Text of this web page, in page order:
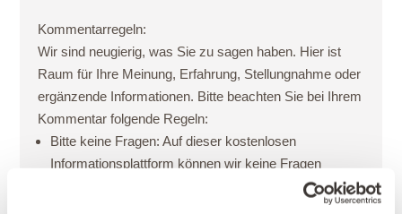
Kommentarregeln:
Wir sind neugierig, was Sie zu sagen haben. Hier ist
Raum für Ihre Meinung, Erfahrung, Stellungnahme oder
ergänzende Informationen. Bitte beachten Sie bei Ihrem
Kommentar folgende Regeln:
Bitte keine Fragen: Auf dieser kostenlosen
Informationsplattform können wir keine Fragen
beantworten - bitte stellen Sie Ihre Fragen direkt an